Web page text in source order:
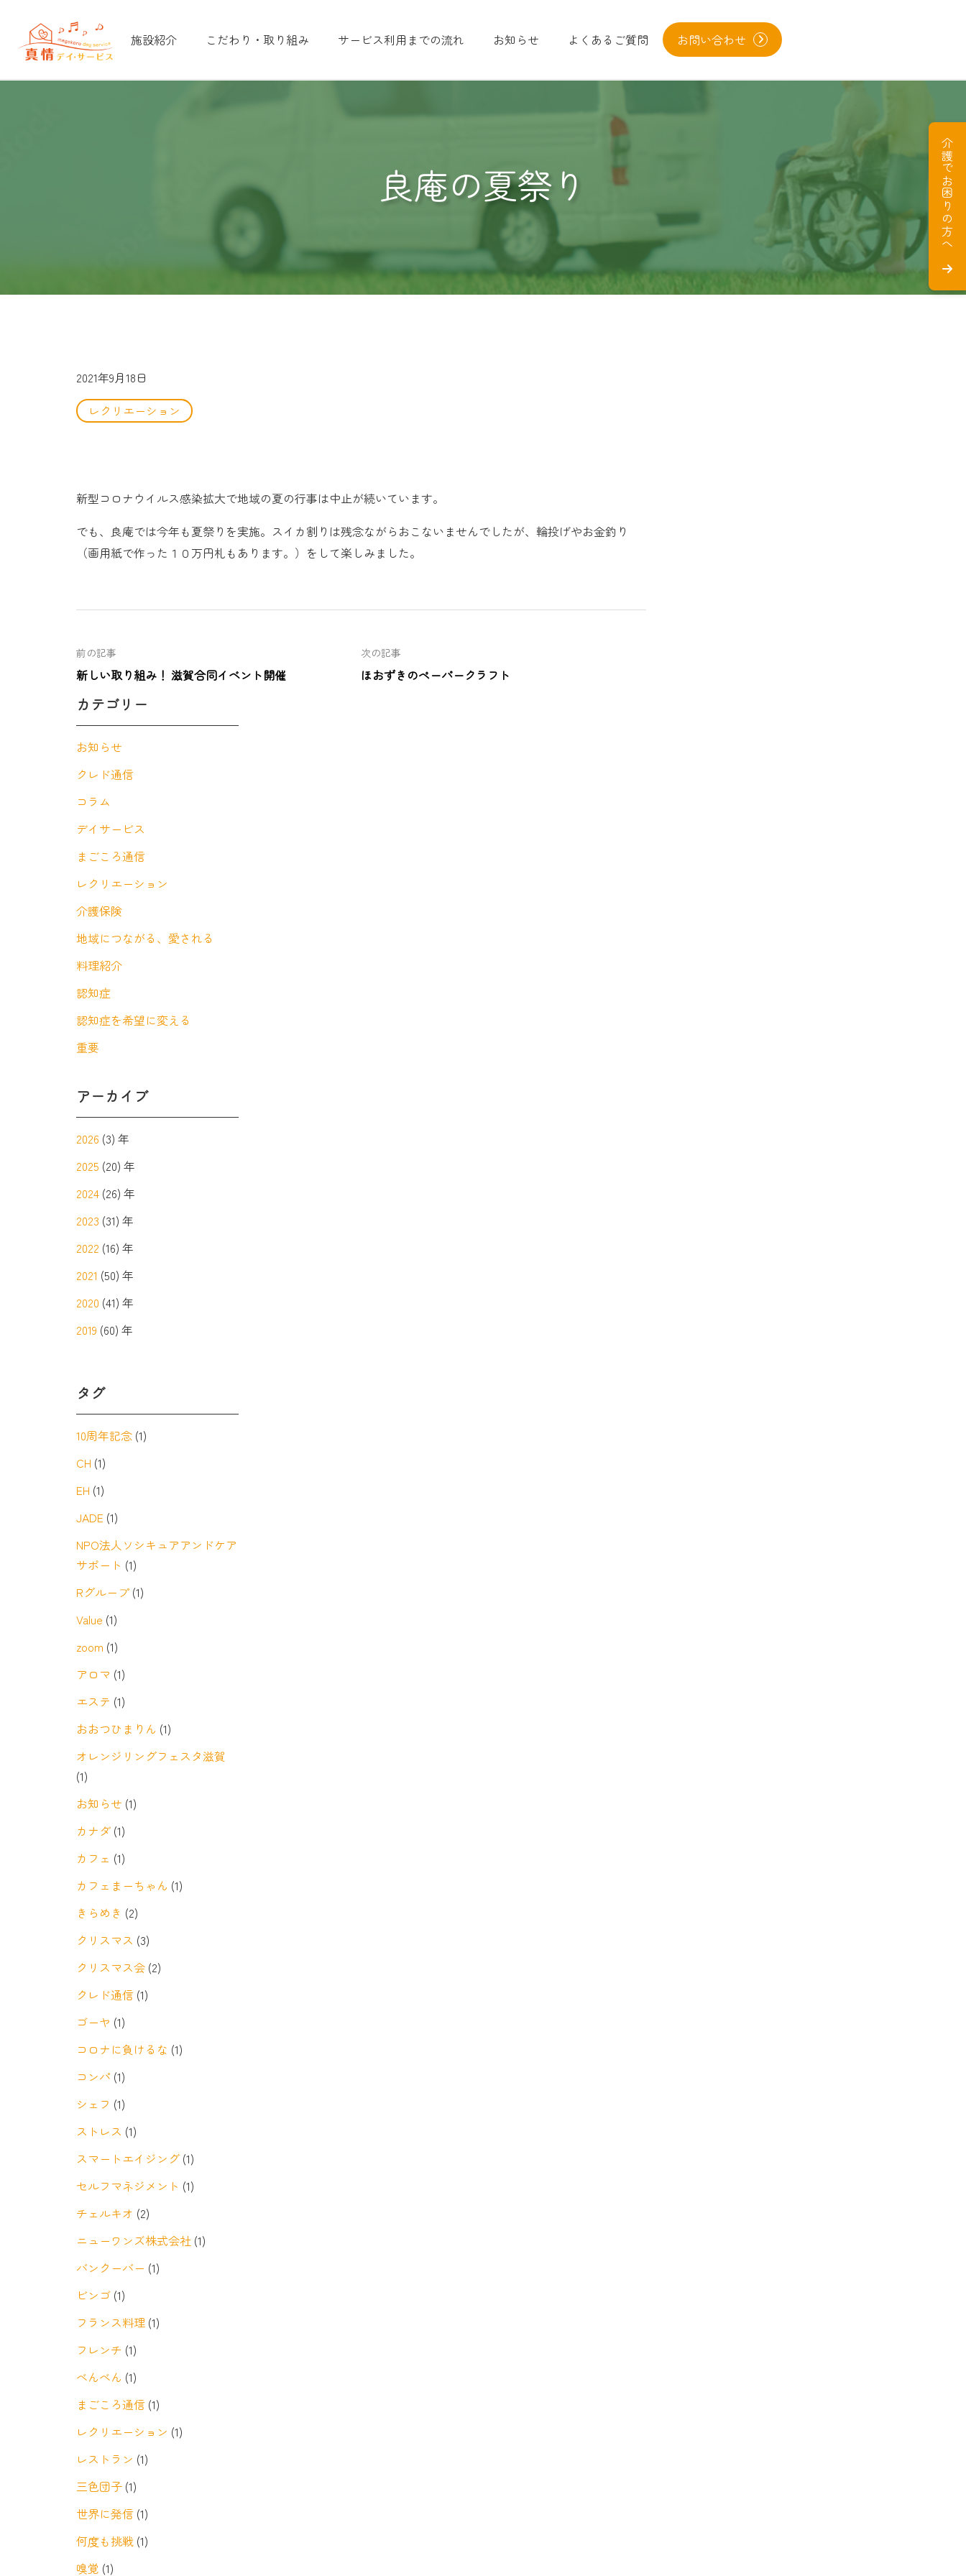
施設紹介 こだわり・取り組み サービス利用までの流れ お知らせ よくあるご質問 お問い合わせ
介護でお困りの方へ
良庵の夏祭り
2021年9月18日
レクリエーション
新型コロナウイルス感染拡大で地域の夏の行事は中止が続いています。
でも、良庵では今年も夏祭りを実施。スイカ割りは残念ながらおこないませんでしたが、輪投げやお金釣り
（画用紙で作った１０万円札もあります。）をして楽しみました。
前の記事
新しい取り組み！ 滋賀合同イベント開催
次の記事
ほおずきのペーパークラフト
カテゴリー
お知らせ
クレド通信
コラム
デイサービス
まごころ通信
レクリエーション
介護保険
地域につながる、愛される
料理紹介
認知症
認知症を希望に変える
重要
アーカイブ
2026 (3) 年
2025 (20) 年
2024(26) 年
2023 (31) 年
2022 (16) 年
2021 (50) 年
2020 (41) 年
2019 (60) 年
タグ
10周年記念(1)
CH (1)
EH (1)
JADE (1)
NPO法人ソシキュアアンドケア
サポート (1)
Rグループ(1)
Value (1)
zoom (1)
アロマ (1)
エステ (1)
おおつひまりん (1)
オレンジリングフェスタ滋賀
(1)
お知らせ (1)
カナダ(1)
カフェ (1)
カフェまーちゃん (1)
きらめき (2)
クリスマス (3)
クリスマス会(2)
クレド通信 (1)
ゴーヤ (1)
コロナに負けるな (1)
コンパ (1)
シェフ (1)
ストレス (1)
スマートエイジング(1)
セルフマネジメント (1)
チェルキオ (2)
ニューワンズ株式会社 (1)
バンクーバー (1)
ビンゴ(1)
フランス料理(1)
フレンチ (1)
べんべん (1)
まごころ通信 (1)
レクリエーション (1)
レストラン (1)
三色団子(1)
世界に発信 (1)
何度も挑戦(1)
嗅覚 (1)